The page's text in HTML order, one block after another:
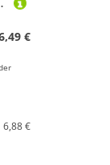
€
6,88 €